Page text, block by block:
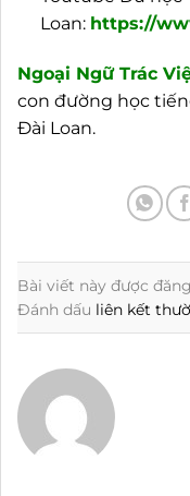
Loan: https://
Ngoại Ngữ Trác
con đường học
Đài Loan.
Bài viết này được
Đánh dấu liên kết